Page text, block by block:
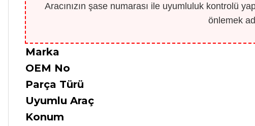
Aracınızın şase numarası ile uyumluluk kontrolü
önlemek
Marka
OEM No
Parça Türü
Uyumlu Araç
Konum